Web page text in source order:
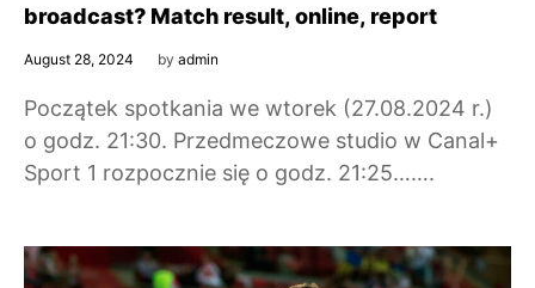
broadcast? Match result, online, report
August 28, 2024 by admin
Początek spotkania we wtorek (27.08.2024 r.)
o godz. 21:30. Przedmeczowe studio w Canal+
Sport 1 rozpocznie się o godz. 21:25…….